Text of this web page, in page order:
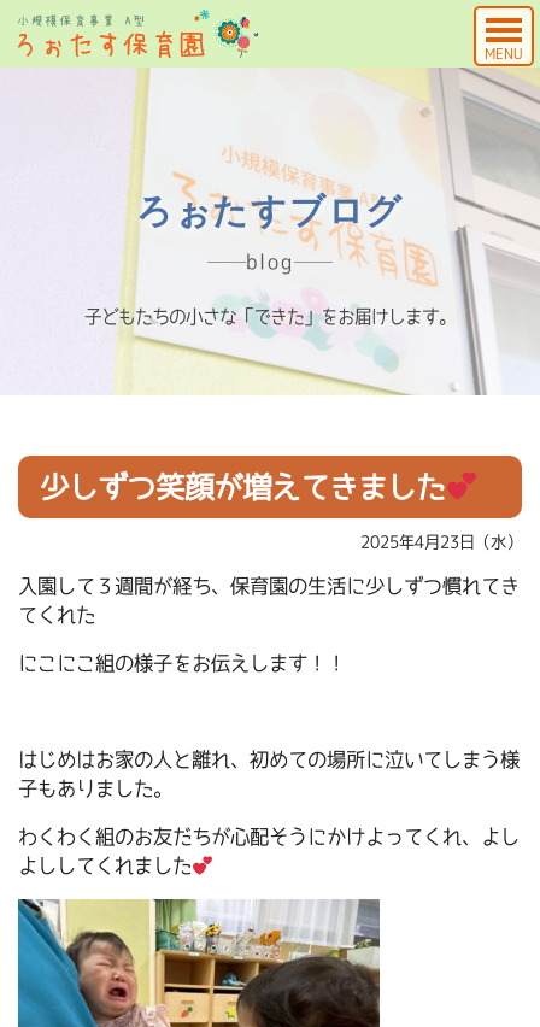
MENU
ろぉたすブログ
blog
子どもたちの小さな「できた」をお届けします。
少しずつ笑顔が増えてきました
2025年4月23日（水）
入園して３週間が経ち、保育園の生活に少しずつ慣れてき
てくれた
にこにこ組の様子をお伝えします！！
はじめはお家の人と離れ、初めての場所に泣いてしまう様
子もありました。
わくわく組のお友だちが心配そうにかけよってくれ、よし
よししてくれました